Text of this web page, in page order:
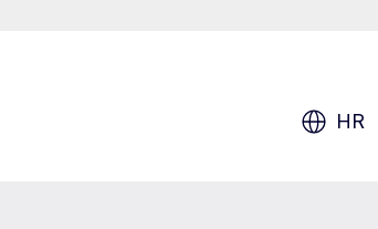
HR